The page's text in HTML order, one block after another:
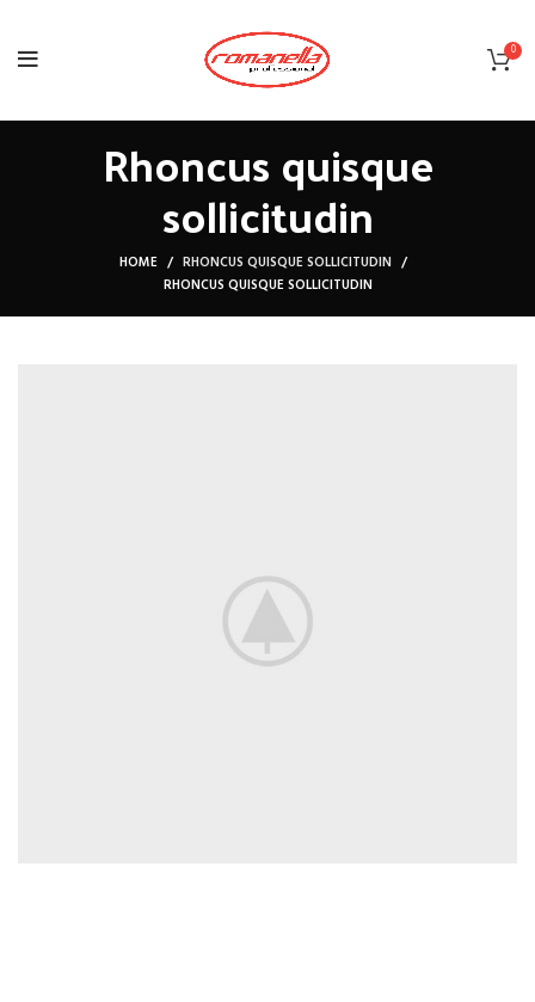
0
Rhoncus quisque
sollicitudin
HOME
RHONCUS QUISQUE SOLLICITUDIN
RHONCUS QUISQUE SOLLICITUDIN